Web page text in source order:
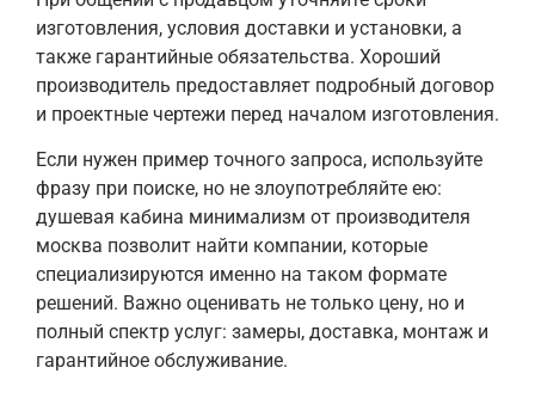
изготовления, условия доставки и установки, а
также гарантийные обязательства. Хороший
производитель предоставляет подробный договор
и проектные чертежи перед началом изготовления.
Если нужен пример точного запроса, используйте
фразу при поиске, но не злоупотребляйте ею:
душевая кабина минимализм от производителя
москва позволит найти компании, которые
специализируются именно на таком формате
решений. Важно оценивать не только цену, но и
полный спектр услуг: замеры, доставка, монтаж и
гарантийное обслуживание.